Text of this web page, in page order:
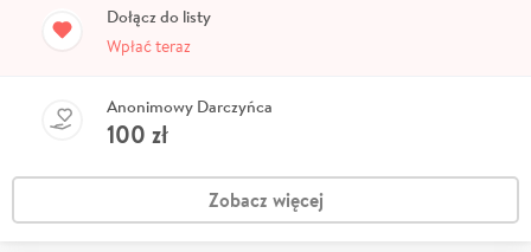
Dołącz do listy
Wpłać teraz
Anonimowy Darczyńca
100 zł
Zobacz więcej